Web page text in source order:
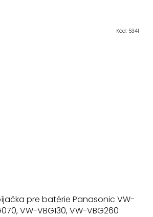
hviezdičiek.
pre batérie Panasonic VW-
VW-VBG130, VW-VBG260
Kód: 5341